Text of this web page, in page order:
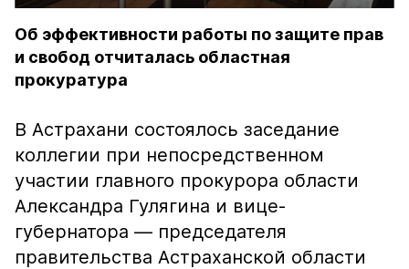
Об эффективности работы по защите прав
и свобод отчиталась областная
прокуратура
В Астрахани состоялось заседание
коллегии при непосредственном
участии главного прокурора области
Александра Гулягина и вице-
губернатора — председателя
правительства Астраханской области